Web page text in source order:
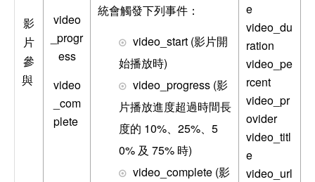
影
片
參
與
video
_progr
ess
video
_com
plete
統會觸發下列事件：
video_start (影片開
始播放時)
video_progress (影
片播放進度超過時間長
度的 10% 25%
5
0% 及 75% 時)
video_complete (影
e
video_du
ration
video_pe
rcent
video_pr
ovider
video_titl
e
video_url